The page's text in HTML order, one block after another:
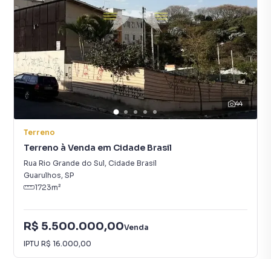
44
Terreno
Terreno à Venda em Cidade Brasil
Rua Rio Grande do Sul, Cidade Brasil
Guarulhos, SP
1723m²
R$ 5.500.000,00Venda
IPTU R$ 16.000,00